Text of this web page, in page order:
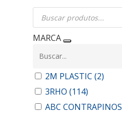
Pesquisar
produtos
MARCA
2M PLASTIC (2)
3RHO (114)
ABC CONTRAPINOS